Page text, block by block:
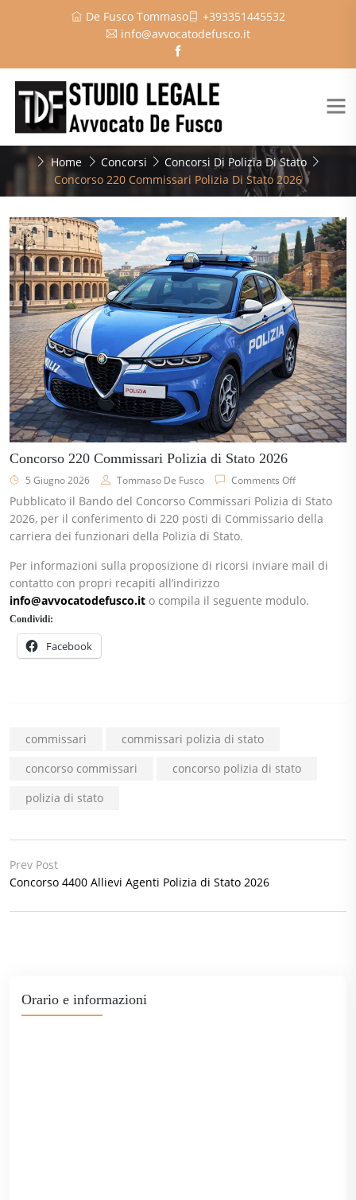
De Fusco Tommaso
+393351445532
info@avvocatodefusco.it
Home Concorsi
Concorsi Di Polizia Di Stato
Concorso 220 Commissari Polizia Di Stato 2026
Concorso 220 Commissari Polizia di Stato 2026
5 Giugno 2026 Tommaso De Fusco Comments Off
Pubblicato il Bando del Concorso Commissari Polizia di Stato
2026, per il conferimento di 220 posti di Commissario della
carriera dei funzionari della Polizia di Stato.
Per informazioni sulla proposizione di ricorsi inviare mail di
contatto con propri recapiti all’indirizzo
info@avvocatodefusco.it o compila il seguente modulo.
Condividi:
Facebook
commissari
commissari polizia di stato
concorso commissari
concorso polizia di stato
polizia di stato
Prev Post
Concorso 4400 Allievi Agenti Polizia di Stato 2026
Orario e informazioni